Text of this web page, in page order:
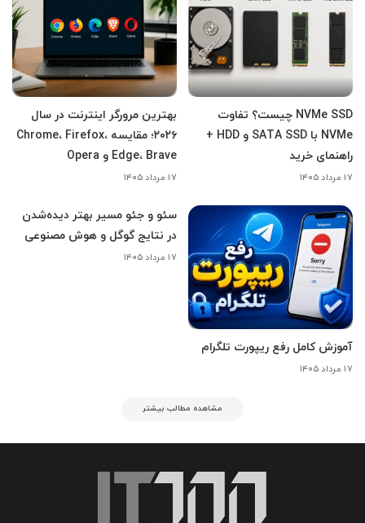
NVMe SSD چیست؟ تفاوت
NVMe با SATA SSD و HDD +
راهنمای خرید
۱۷ مرداد ۱۴۰۵
بهترین مرورگر اینترنت در سال
۲۰۲۶؛ مقایسه Chrome، Firefox،
Edge، Brave و Opera
۱۷ مرداد ۱۴۰۵
آموزش کامل رفع ریپورت تلگرام
۱۷ مرداد ۱۴۰۵
سئو و جئو مسیر بهتر دیده‌شدن
در نتایج گوگل و هوش مصنوعی
۱۷ مرداد ۱۴۰۵
مشاهده مطالب بیشتر